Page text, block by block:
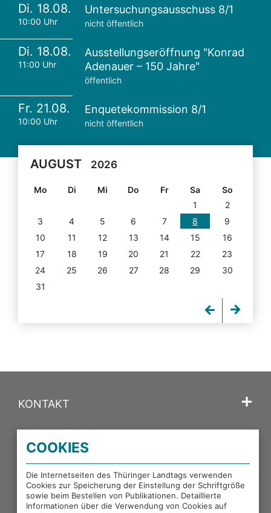
Di. 18.08.
10:00 Uhr
Untersuchungsausschuss 8/1
nicht öffentlich
Di. 18.08.
11:00 Uhr
Ausstellungseröffnung "Konrad
Adenauer – 150 Jahre"
öffentlich
Fr. 21.08.
10:00 Uhr
Enquetekommission 8/1
nicht öffentlich
AUGUST 2026
Mo Di Mi Do Fr Sa
So
1
2
3
4 5 6 7 8
9
10
11 12 13 14 15
16
17
18 19 20 21 22
23
24
25 26 27 28 29
30
31
KONTAKT
PORTALE DES THÜRINGER LANDTAGS
EXTERNE LINKS
COOKIES
Die Internetseiten des Thüringer Landtags verwenden
Cookies zur Speicherung der Einstellung der Schriftgröße
sowie beim Bestellen von Publikationen. Detaillierte
Informationen über die Verwendung von Cookies auf